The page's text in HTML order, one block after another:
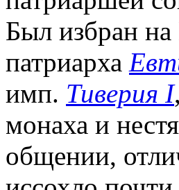
Был избран
патриарха
имп. Тиверия I
монаха и
общении,